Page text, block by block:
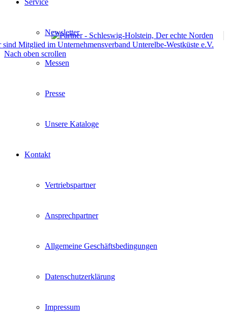
Newsletter
Messen
Presse
Unsere Kataloge
Kontakt
Vertriebspartner
Ansprechpartner
Allgemeine Geschäftsbedingungen
Datenschutzerklärung
Impressum
Nach oben scrollen